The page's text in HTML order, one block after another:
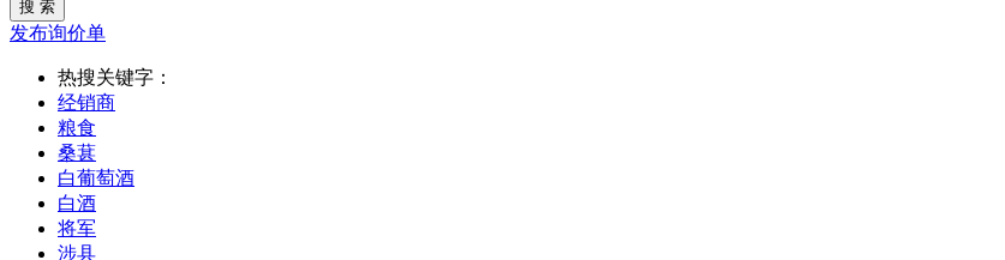
发布询价单
热搜关键字：
经销商
粮食
桑葚
白葡萄酒
白酒
将军
涉县